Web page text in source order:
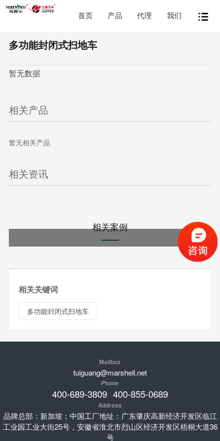
首页 产品 代理 我们
多功能封闭式扫地车
暂无数据
相关产品
暂无相关产品
相关资讯
相关案例
相关关键词
多功能封闭式扫地车
Mailbox
tuiguang@marshell.net
Phone
400-689-3809 400-855-0689
Address
品牌总部：新加坡；中国工厂地址：广东肇庆高新经济开发区临江
工业园工业大街25号，安徽省淮北市烈山区经济开发区梧桐大道36
号